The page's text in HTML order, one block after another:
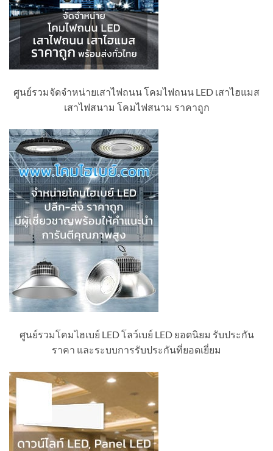
ศูนย์รวมจัดจำหน่ายเสาไฟถนน โคมไฟถนน LED เสาไฮแมส
เสาไฟสนาม โคมไฟสนาม ราคาถูก
ศูนย์รวมโคมไฮเบย์ LED โลว์เบย์ LED ยอดนิยม รับประกัน
ราคา และระบบการรับประกันที่ยอดเยี่ยม